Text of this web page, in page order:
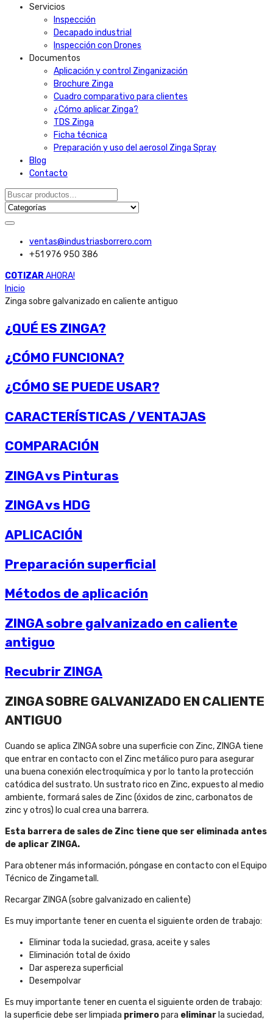
Servicios
Inspección
Decapado industrial
Inspección con Drones
Documentos
Aplicación y control Zinganización
Brochure Zinga
Cuadro comparativo para clientes
¿Cómo aplicar Zinga?
TDS Zinga
Ficha técnica
Preparación y uso del aerosol Zinga Spray
Blog
Contacto
ventas@industriasborrero.com
+51 976 950 386
COTIZARAHORA!
Inicio
Zinga sobre galvanizado en caliente antiguo
¿QUÉ ES ZINGA?
¿CÓMO FUNCIONA?
¿CÓMO SE PUEDE USAR?
CARACTERÍSTICAS / VENTAJAS
COMPARACIÓN
ZINGA vs Pinturas
ZINGA vs HDG
APLICACIÓN
Preparación superficial
Métodos de aplicación
ZINGA sobre galvanizado en caliente
antiguo
Recubrir ZINGA
ZINGA SOBRE GALVANIZADO EN CALIENTE
ANTIGUO
Cuando se aplica ZINGA sobre una superficie con Zinc, ZINGA tiene
que entrar en contacto con el Zinc metálico puro para asegurar
una buena conexión electroquímica y por lo tanto la protección
catódica del sustrato. Un sustrato rico en Zinc, expuesto al medio
ambiente, formará sales de Zinc (óxidos de zinc, carbonatos de
zinc y otros) lo cual crea una barrera.
Esta barrera de sales de Zinc tiene que ser eliminada antes
de aplicar ZINGA.
Para obtener más información, póngase en contacto con el Equipo
Técnico de Zingametall.
Recargar ZINGA (sobre galvanizado en caliente)
Es muy importante tener en cuenta el siguiente orden de trabajo:
Eliminar toda la suciedad, grasa, aceite y sales
Eliminación total de óxido
Dar aspereza superficial
Desempolvar
Es muy importante tener en cuenta el siguiente orden de trabajo:
la superficie debe ser limpiada primeropara eliminar la suciedad,